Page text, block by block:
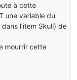
à cette
une variable du
l’item Skull) de
mourrir cette